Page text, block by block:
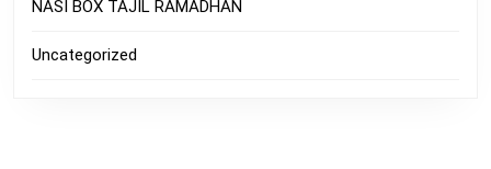
NASI BOX TAJIL RAMADHAN
Uncategorized